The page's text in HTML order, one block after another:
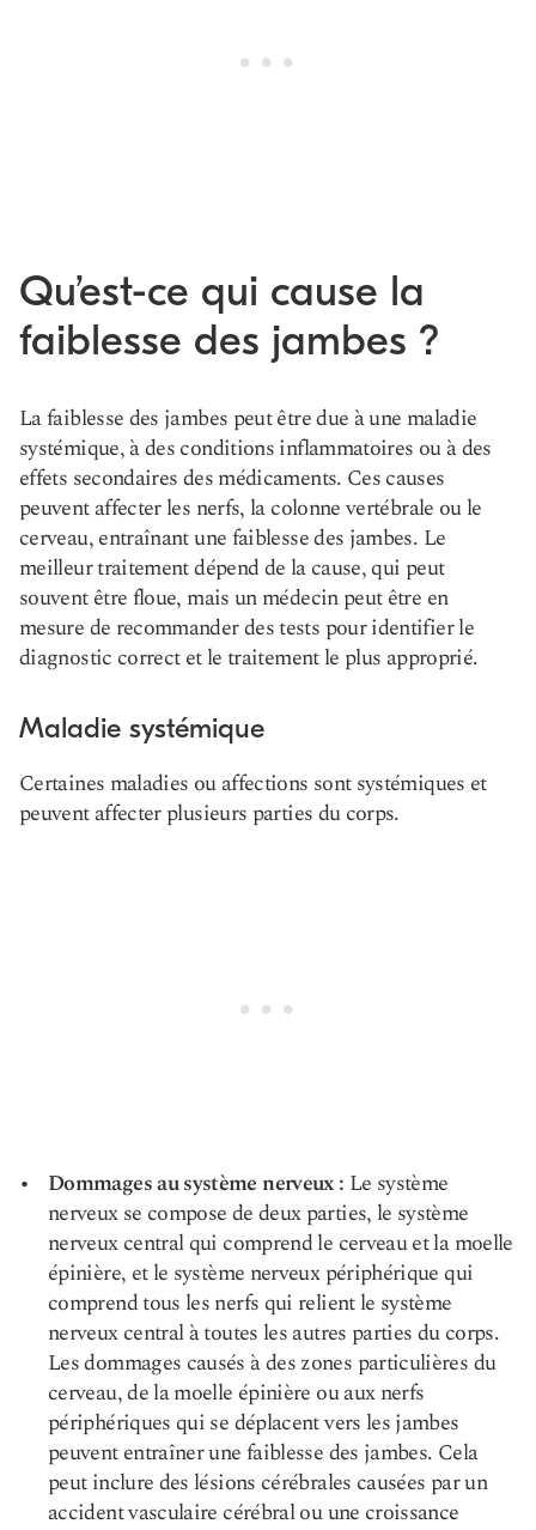
Qu’est-ce qui cause la
faiblesse des jambes ?
La faiblesse des jambes peut être due à une maladie
systémique, à des conditions inflammatoires ou à des
effets secondaires des médicaments. Ces causes
peuvent affecter les nerfs, la colonne vertébrale ou le
cerveau, entraînant une faiblesse des jambes. Le
meilleur traitement dépend de la cause, qui peut
souvent être floue, mais un médecin peut être en
mesure de recommander des tests pour identifier le
diagnostic correct et le traitement le plus approprié.
Maladie systémique
Certaines maladies ou affections sont systémiques et
peuvent affecter plusieurs parties du corps.
Dommages au système nerveux : Le système
nerveux se compose de deux parties, le système
nerveux central qui comprend le cerveau et la moelle
épinière, et le système nerveux périphérique qui
comprend tous les nerfs qui relient le système
nerveux central à toutes les autres parties du corps.
Les dommages causés à des zones particulières du
cerveau, de la moelle épinière ou aux nerfs
périphériques qui se déplacent vers les jambes
peuvent entraîner une faiblesse des jambes. Cela
peut inclure des lésions cérébrales causées par un
accident vasculaire cérébral ou une croissance